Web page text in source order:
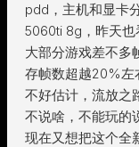
pdd，主机和显卡
5060ti 8g，昨天也
大部分游戏差不多
存帧数超越20%左
不好估计，流放之
不说啥，不能玩的
现在又想把这个全